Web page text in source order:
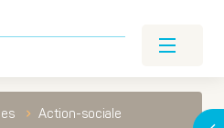
Action-sociale